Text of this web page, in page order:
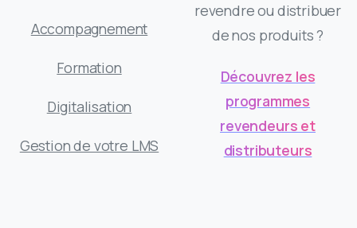
Accompagnement
Formation
Digitalisation
Gestion de votre LMS
revendre ou distribuer
de nos produits ?
Découvrez les
programmes
revendeurs et
distributeurs